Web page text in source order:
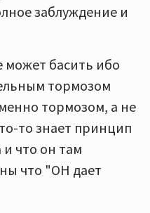
заблуждение и
может басить ибо
тормозом
тормозом, а не
то знает принцип
что он там
что "ОН дает